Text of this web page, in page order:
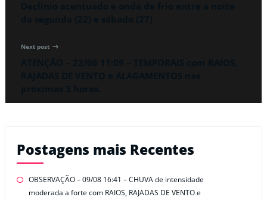
Next post
Postagens mais Recentes
OBSERVAÇÃO – 09/08 16:41 – CHUVA de intensidade
moderada a forte com RAIOS, RAJADAS DE VENTO e